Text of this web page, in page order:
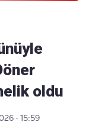
oldu
- 15:59